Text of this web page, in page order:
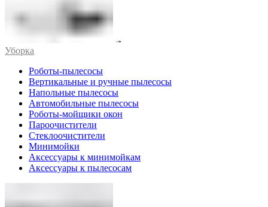
Уборка
Роботы-пылесосы
Вертикальные и ручные пылесосы
Напольные пылесосы
Автомобильные пылесосы
Роботы-мойщики окон
Пароочистители
Стеклоочистители
Минимойки
Аксессуары к минимойкам
Аксессуары к пылесосам